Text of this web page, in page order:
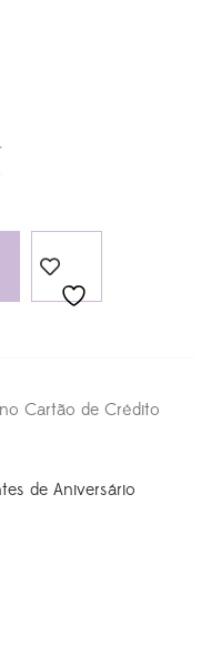
Cartão de Crédito
de Aniversário